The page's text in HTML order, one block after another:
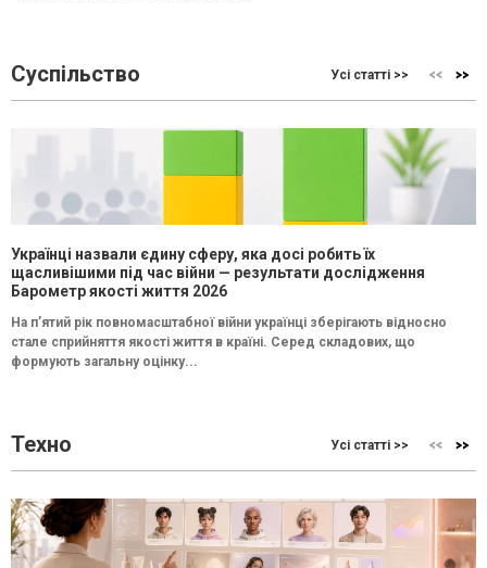
Суспільство Усі статті >>
Українці назвали єдину сферу, яка досі робить їх
щасливішими під час війни — результати дослідження
Барометр якості життя 2026
На п’ятий рік повномасштабної війни українці зберігають відносно
стале сприйняття якості життя в країні. Серед складових, що
формують загальну оцінку...
Техно Усі статті >>